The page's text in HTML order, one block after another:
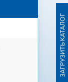
ЗАГРУЗИТЬ КАТАЛОГ